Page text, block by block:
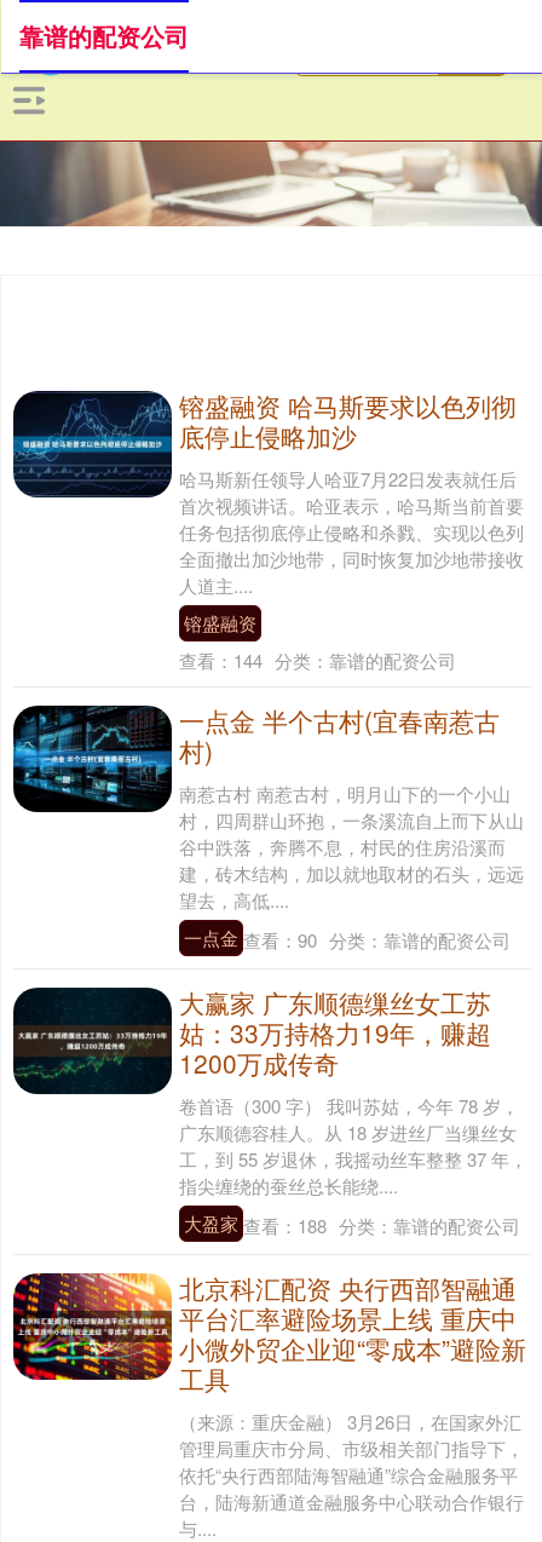
靠谱的配资公司
镕盛融资 哈马斯要求以色列彻
底停止侵略加沙
哈马斯新任领导人哈亚7月22日发表就任后
首次视频讲话。哈亚表示，哈马斯当前首要
任务包括彻底停止侵略和杀戮、实现以色列
全面撤出加沙地带，同时恢复加沙地带接收
人道主....
镕盛融资
查看： 144 分类： 靠谱的配资公司
一点金 半个古村(宜春南惹古
村)
南惹古村 南惹古村，明月山下的一个小山
村，四周群山环抱，一条溪流自上而下从山
谷中跌落，奔腾不息，村民的住房沿溪而
建，砖木结构，加以就地取材的石头，远远
望去，高低....
一点金 查看： 90 分类： 靠谱的配资公司
大赢家 广东顺德缫丝女工苏
姑：33万持格力19年，赚超
1200万成传奇
卷首语（300 字） 我叫苏姑，今年 78 岁，
广东顺德容桂人。从 18 岁进丝厂当缫丝女
工，到 55 岁退休，我摇动丝车整整 37 年，
指尖缠绕的蚕丝总长能绕....
大盈家 查看： 188 分类： 靠谱的配资公司
北京科汇配资 央行西部智融通
平台汇率避险场景上线 重庆中
小微外贸企业迎“零成本”避险新
工具
（来源：重庆金融） 3月26日，在国家外汇
管理局重庆市分局、市级相关部门指导下，
依托“央行西部陆海智融通”综合金融服务平
台，陆海新通道金融服务中心联动合作银行
与....